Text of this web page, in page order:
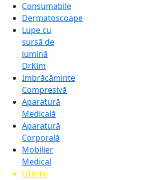
Consumabile
Dermatoscoape
Lupe cu
sursă de
lumină
DrKim
Imbrăcăminte
Compresivă
Aparatură
Medicală
Aparatură
Corporală
Mobilier
Medical
Oferte